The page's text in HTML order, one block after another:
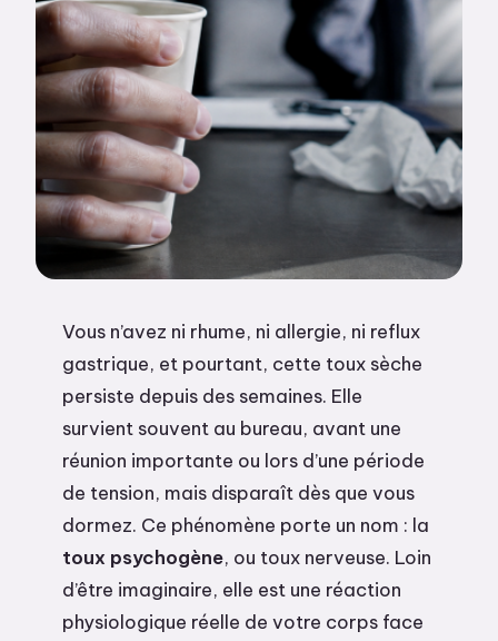
Vous n’avez ni rhume, ni allergie, ni reflux
gastrique, et pourtant, cette toux sèche
persiste depuis des semaines. Elle
survient souvent au bureau, avant une
réunion importante ou lors d’une période
de tension, mais disparaît dès que vous
dormez. Ce phénomène porte un nom : la
toux psychogène, ou toux nerveuse. Loin
d’être imaginaire, elle est une réaction
physiologique réelle de votre corps face